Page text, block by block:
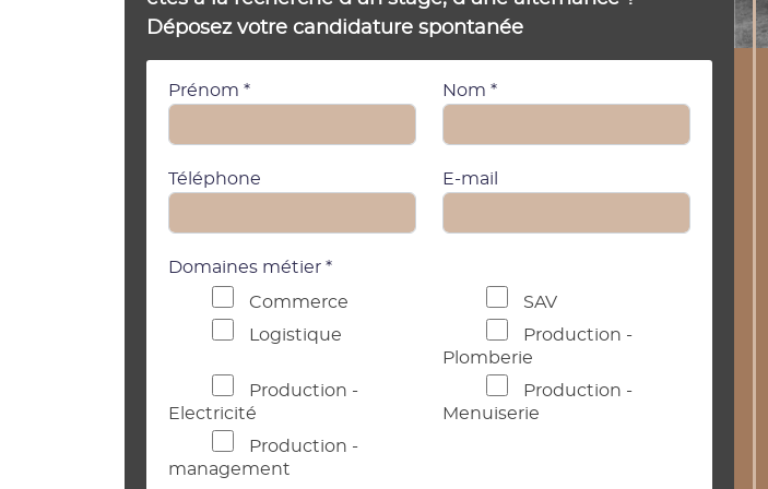
Déposez votre candidature spontanée
Prénom * Nom *
Téléphone E-mail
Domaines métier *
Commerce
SAV
Logistique
Production -
Plomberie
Production -
Electricité
Production -
Menuiserie
Production -
management